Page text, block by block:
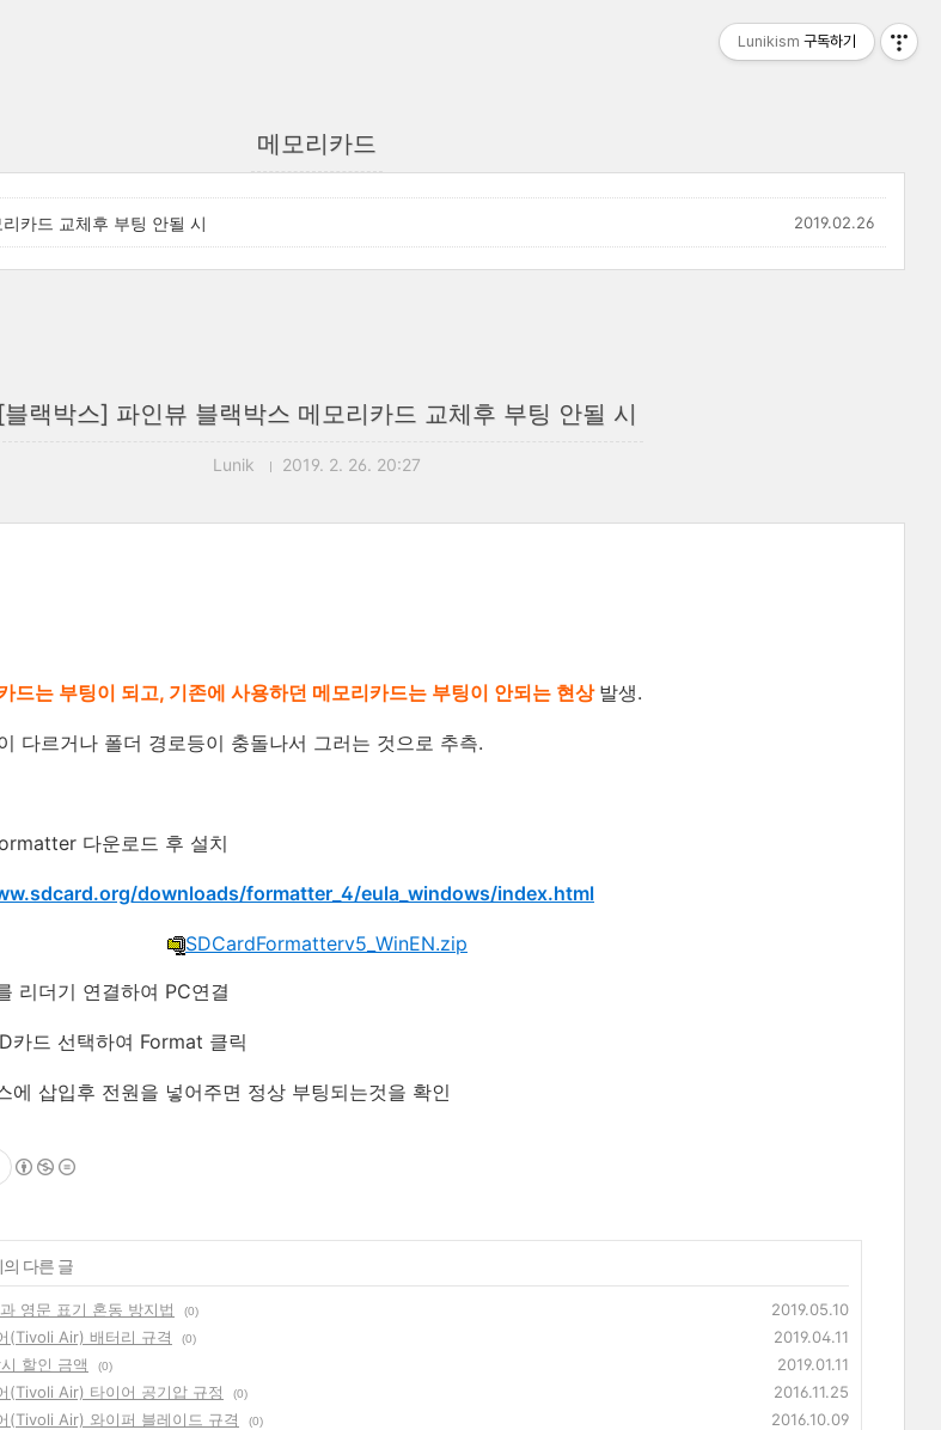
메모리카드
카드 교체후 부팅 안될 시 2019.02.26
[블랙박스] 파인뷰 블랙박스 메모리카드 교체후 부팅 안될 시
Lunik 2019. 2. 26. 20:27
드는 부팅이 되고, 기존에 사용하던 메모리카드는 부팅이 안되는 현상 발생.
다르거나 폴더 경로등이 충돌나서 그러는 것으로 추측.
다운로드 후 설치
downloads/formatter_4/eula_windows/index.html
SDCardFormatterv5_WinEN.zip
리더기 연결하여 PC연결
카드 선택하여 Format 클릭
에 삽입후 전원을 넣어주면 정상 부팅되는것을 확인
다른 글
영문 표기 혼동 방지법 (0)
2019.05.10
(Tivoli Air) 배터리 규격
(0)
2019.04.11
할인 금액
(0)
2019.01.11
(Tivoli Air) 타이어 공기압 규정
(0)
2016.11.25
(Tivoli Air) 와이퍼 블레이드 규격
(0) 2016.10.09
Lunikism 구독하기